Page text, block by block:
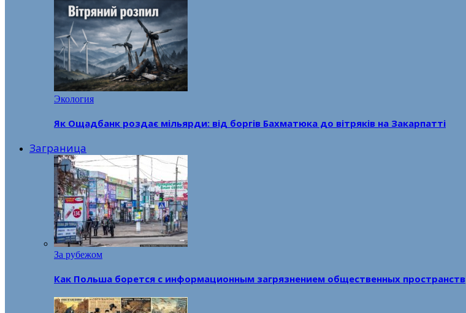
Экология
Як Ощадбанк роздає мільярди: від боргів Бахматюка до вітряків на Закарпатті
Заграница
За рубежом
Как Польша борется с информационным загрязнением общественных пространств